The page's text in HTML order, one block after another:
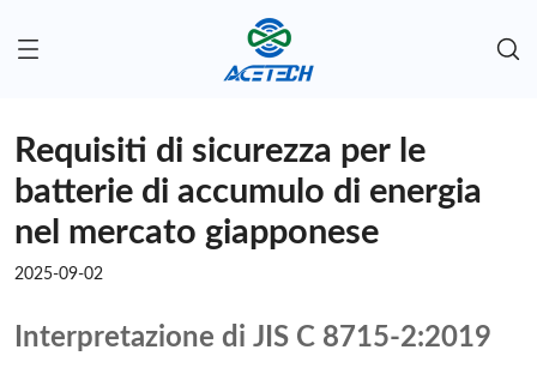
Requisiti di sicurezza per le
batterie di accumulo di energia
nel mercato giapponese
2025-09-02
Interpretazione di JIS C 8715-2:2019